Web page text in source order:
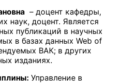
– доцент кафедры,
наук, доцент. Является
публикаций в научных
в базах данных Web of
ВАК; в других
изданиях.
Управление в